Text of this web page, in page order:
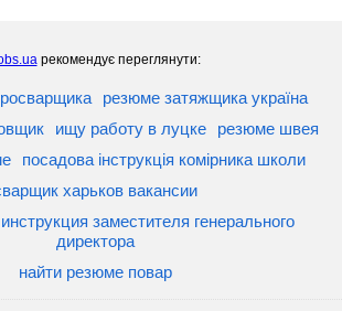
рекомендує переглянути:
резюме затяжщика україна
ищу работу в луцке
резюме швея
посадова інструкція комірника школи
харьков вакансии
заместителя генерального
директора
найти резюме повар